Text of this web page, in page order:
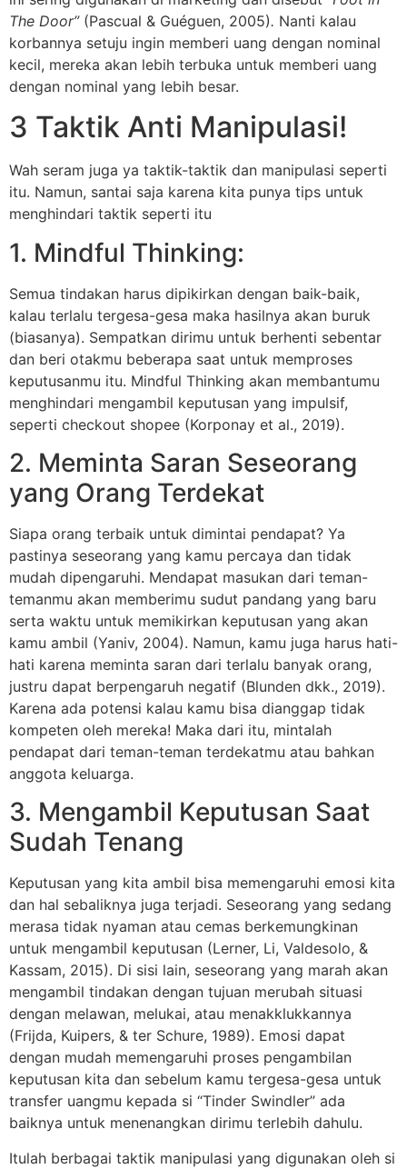
The Door”(Pascual & Guéguen, 2005). Nanti kalau
korbannya setuju ingin memberi uang dengan nominal
kecil, mereka akan lebih terbuka untuk memberi uang
dengan nominal yang lebih besar.
3 Taktik Anti Manipulasi!
Wah seram juga ya taktik-taktik dan manipulasi seperti
itu. Namun, santai saja karena kita punya tips untuk
menghindari taktik seperti itu
1. Mindful Thinking:
Semua tindakan harus dipikirkan dengan baik-baik,
kalau terlalu tergesa-gesa maka hasilnya akan buruk
(biasanya). Sempatkan dirimu untuk berhenti sebentar
dan beri otakmu beberapa saat untuk memproses
keputusanmu itu. Mindful Thinking akan membantumu
menghindari mengambil keputusan yang impulsif,
seperti checkout shopee (Korponay et al., 2019).
2. Meminta Saran Seseorang
yang Orang Terdekat
Siapa orang terbaik untuk dimintai pendapat? Ya
pastinya seseorang yang kamu percaya dan tidak
mudah dipengaruhi. Mendapat masukan dari teman-
temanmu akan memberimu sudut pandang yang baru
serta waktu untuk memikirkan keputusan yang akan
kamu ambil (Yaniv, 2004). Namun, kamu juga harus hati-
hati karena meminta saran dari terlalu banyak orang,
justru dapat berpengaruh negatif (Blunden dkk., 2019).
Karena ada potensi kalau kamu bisa dianggap tidak
kompeten oleh mereka! Maka dari itu, mintalah
pendapat dari teman-teman terdekatmu atau bahkan
anggota keluarga.
3. Mengambil Keputusan Saat
Sudah Tenang
Keputusan yang kita ambil bisa memengaruhi emosi kita
dan hal sebaliknya juga terjadi. Seseorang yang sedang
merasa tidak nyaman atau cemas berkemungkinan
untuk mengambil keputusan (Lerner, Li, Valdesolo, &
Kassam, 2015). Di sisi lain, seseorang yang marah akan
mengambil tindakan dengan tujuan merubah situasi
dengan melawan, melukai, atau menakklukkannya
(Frijda, Kuipers, & ter Schure, 1989). Emosi dapat
dengan mudah memengaruhi proses pengambilan
keputusan kita dan sebelum kamu tergesa-gesa untuk
transfer uangmu kepada si “Tinder Swindler” ada
baiknya untuk menenangkan dirimu terlebih dahulu.
Itulah berbagai taktik manipulasi yang digunakan oleh si